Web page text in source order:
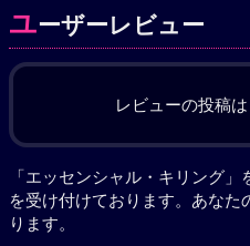
ユーザーレビュー
レビューの投稿
「エッセンシャル・キリング
を受け付けております。あなた
ります。